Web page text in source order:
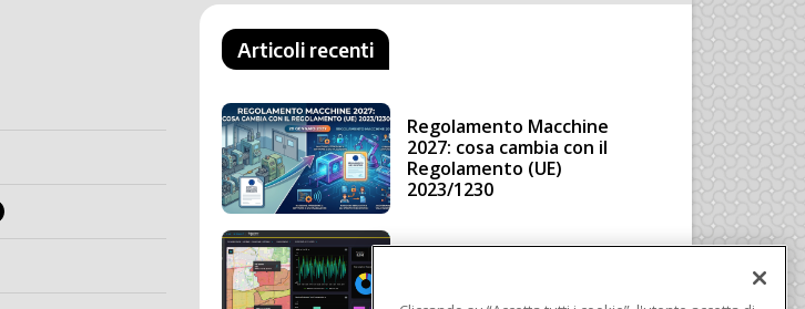
Articoli recenti
Regolamento Macchine
2027: cosa cambia con il
Regolamento (UE)
2023/1230